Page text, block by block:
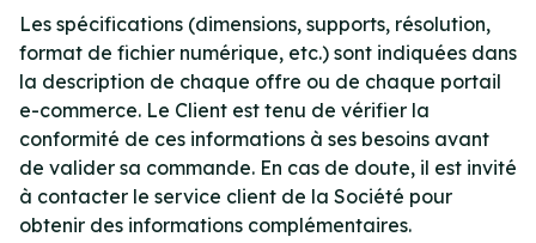
Les spécifications (dimensions, supports, résolution,
format de fichier numérique, etc.) sont indiquées dans
la description de chaque offre ou de chaque portail
e-commerce. Le Client est tenu de vérifier la
conformité de ces informations à ses besoins avant
de valider sa commande. En cas de doute, il est invité
à contacter le service client de la Société pour
obtenir des informations complémentaires.